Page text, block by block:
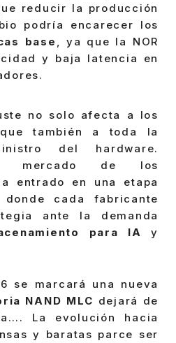
reducir la producción
podría encarecer los
base
, ya que la NOR
y baja latencia en
no solo afecta a los
también a toda la
del hardware.
mercado de los
entrado en una etapa
cada fabricante
ante la demanda
para IA y
se marcará una nueva
NAND MLC dejará de
La evolución hacia
y baratas parce ser